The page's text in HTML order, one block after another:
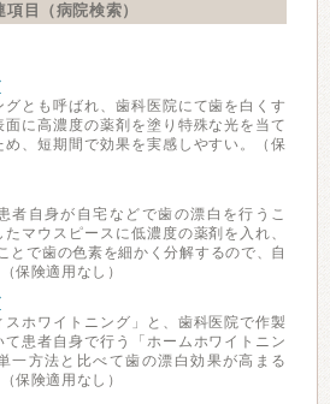
目（病院検索）
とも呼ばれ、歯科医院にて歯を白くす
に高濃度の薬剤を塗り特殊な光を当て
、短期間で効果を実感しやすい。（保
者自身が自宅などで歯の漂白を行うこ
マウスピースに低濃度の薬剤を入れ、
とで歯の色素を細かく分解するので、自
保険適用なし）
ホワイトニング」と、歯科医院で作製
患者自身で行う「ホームホワイトニン
一方法と比べて歯の漂白効果が高まる
保険適用なし）